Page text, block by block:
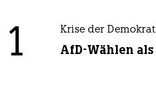
1 Krise der
AfD-Wählen